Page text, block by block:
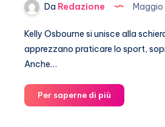
Da Redazione Maggio
Kelly Osbourne si unisce alla
apprezzano praticare lo sport,
Anche…
Per saperne di più
Kelly